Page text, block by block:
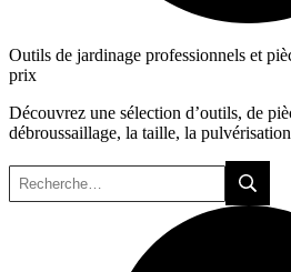
Outils de jardinage professionnels et
prix
Découvrez une sélection d’outils, de
débroussaillage, la taille, la